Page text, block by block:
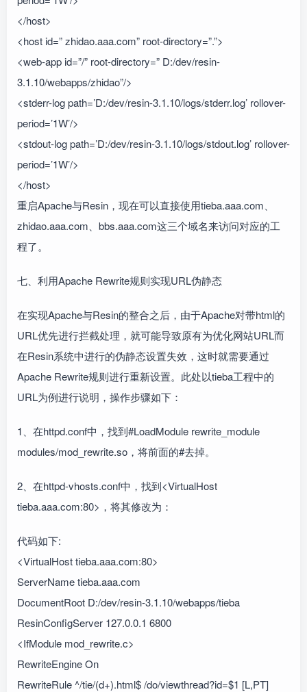
</host>
<host id=” zhidao.aaa.com” root-directory=”.”>
<web-app id=”/” root-directory=” D:/dev/resin-
3.1.10/webapps/zhidao”/>
<stderr-log path=’D:/dev/resin-3.1.10/logs/stderr.log’ rollover-
period=’1W’/>
<stdout-log path=’D:/dev/resin-3.1.10/logs/stdout.log’ rollover-
period=’1W’/>
</host>
重启Apache与Resin，现在可以直接使用tieba.aaa.com、
zhidao.aaa.com、bbs.aaa.com这三个域名来访问对应的工
程了。
七、利用Apache Rewrite规则实现URL伪静态
在实现Apache与Resin的整合之后，由于Apache对带html的
URL优先进行拦截处理，就可能导致原有为优化网站URL而
在Resin系统中进行的伪静态设置失效，这时就需要通过
Apache Rewrite规则进行重新设置。此处以tieba工程中的
URL为例进行说明，操作步骤如下：
1、在httpd.conf中，找到#LoadModule rewrite_module
modules/mod_rewrite.so，将前面的#去掉。
2、在httpd-vhosts.conf中，找到<VirtualHost
tieba.aaa.com:80>，将其修改为：
代码如下:
<VirtualHost tieba.aaa.com:80>
ServerName tieba.aaa.com
DocumentRoot D:/dev/resin-3.1.10/webapps/tieba
ResinConfigServer 127.0.0.1 6800
<IfModule mod_rewrite.c>
RewriteEngine On
RewriteRule ^/tie/(d+).html$ /do/viewthread?id=$1 [L,PT]